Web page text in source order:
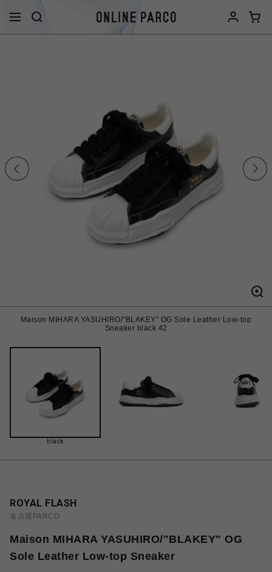
Maison MIHARA YASUHIRO/"BLAKEY" OG Sole Leather Low-top
Sneaker black 42
black
ROYAL FLASH
名古屋PARCO
Maison MIHARA YASUHIRO/"BLAKEY" OG
Sole Leather Low-top Sneaker